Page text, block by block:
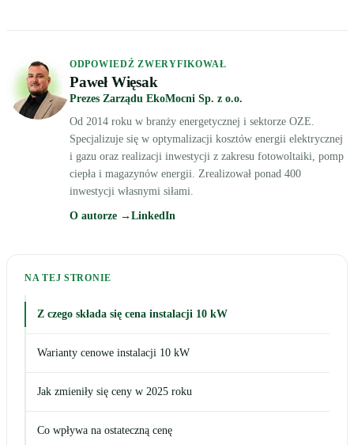
ODPOWIEDŹ ZWERYFIKOWAŁ
Paweł Więsak
Prezes Zarządu EkoMocni Sp. z o.o.
Od 2014 roku w branży energetycznej i sektorze OZE.
Specjalizuje się w optymalizacji kosztów energii elektrycznej
i gazu oraz realizacji inwestycji z zakresu fotowoltaiki, pomp
ciepła i magazynów energii. Zrealizował ponad 400
inwestycji własnymi siłami.
O autorze → LinkedIn
NA TEJ STRONIE
Z czego składa się cena instalacji 10 kW
Warianty cenowe instalacji 10 kW
Jak zmieniły się ceny w 2025 roku
Co wpływa na ostateczną cenę